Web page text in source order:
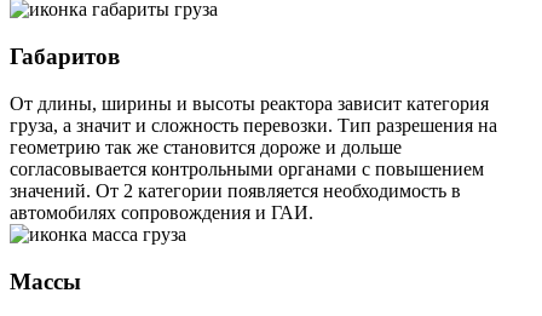
Габаритов
От длины, ширины и высоты реактора зависит категория
груза, а значит и сложность перевозки. Тип разрешения на
геометрию так же становится дороже и дольше
согласовывается контрольными органами с повышением
значений. От 2 категории появляется необходимость в
автомобилях сопровождения и ГАИ.
Массы